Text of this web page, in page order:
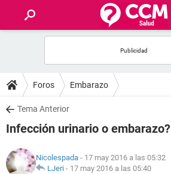
FOROS
SALUD
NUTRICIÓN
Foros Embarazo
Tema Anterior
Infección urinario o embarazo?
Nicolespada - 17 may 2016 a las 05:32
LJeri - 17 may 2016 a las 05:40